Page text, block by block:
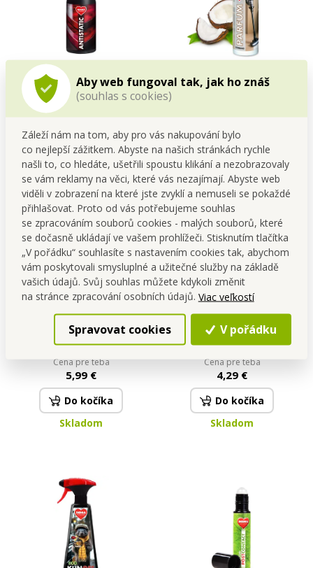
Aby web fungoval tak, jak ho znáš
(souhlas s cookies)
Záleží nám na tom, aby pro vás nakupování bylo
co nejlepší zážitkem. Abyste na našich stránkách rychle
našli to, co hledáte, ušetřili spoustu klikání a nezobrazovaly
se vám reklamy na věci, které vás nezajímají. Abyste web
viděli v zobrazení na které jste zvyklí a nemuseli se pokaždé
přihlašovat. Proto od vás potřebujeme souhlas
se zpracováním souborů cookies - malých souborů, které
se dočasně ukládají ve vašem prohlížeči. Stisknutím tlačítka
„V pořádku“ souhlasíte s nastavením cookies tak, abychom
vám poskytovali smysluplné a užitečné služby na základě
vašich údajů. Svůj souhlas můžete kdykoli změnit
na stránce zpracování osobních údajů. Viac veľkostí
Spravovat cookies V pořádku
ANTISTATIC | Ekologický
čistič na nábytek s
antistatickým účinkem 2v1 |
Cena pre teba
10,79 €
Do kočíka
Skladom
GOBELINO | Parfémové
granule do vysavače |
3,49 €
Do kočíka
Skladom
PREVENTIVE BIO | Bioaktivní
požírač zápachu & čistič
odpadů | enzymatické
složení | 500 ml 500 ml
Cena pre teba
5,99 €
Do kočíka
Skladom
NOVINKA
GOBELINO VACUUM PERFUME
| Parfémové granule do
vysavače | LILA FASHION | 35
ml
Cena pre teba
4,29 €
Do kočíka
Skladom